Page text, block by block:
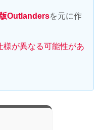
Outlandersを元に作
様が異なる可能性があ